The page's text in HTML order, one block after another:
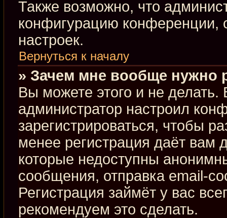
Также возможно, что
конфигурацию конференции,
настроек.
Вернуться к началу
» Зачем мне вообще нужно
Вы можете этого и не делать.
администратор настроил
зарегистрироваться, чтобы
менее регистрация даёт вам
которые недоступны
сообщения, отправка email-
Регистрация займёт у вас
рекомендуем это сделать.